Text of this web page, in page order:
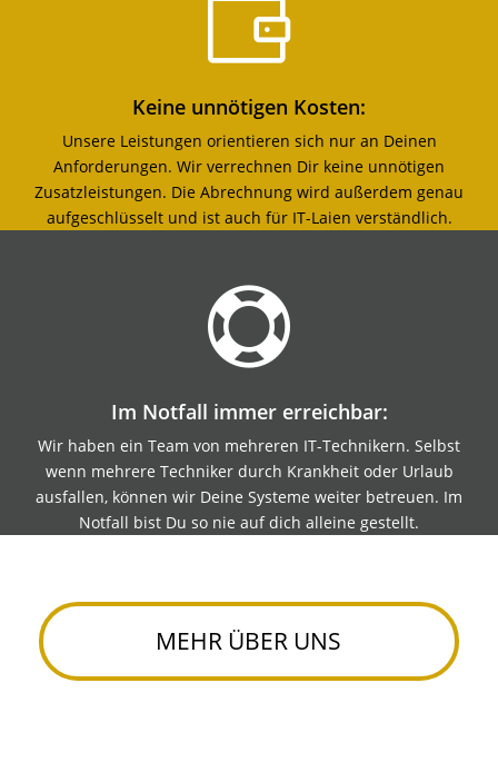

Keine unnötigen Kosten:
Unsere Leistungen orientieren sich nur an Deinen
Anforderungen. Wir verrechnen Dir keine unnötigen
Zusatzleistungen. Die Abrechnung wird außerdem genau
aufgeschlüsselt und ist auch für IT-Laien verständlich.

Im Notfall immer erreichbar:
Wir haben ein Team von mehreren IT-Technikern. Selbst
wenn mehrere Techniker durch Krankheit oder Urlaub
ausfallen, können wir Deine Systeme weiter betreuen. Im
Notfall bist Du so nie auf dich alleine gestellt.
MEHR ÜBER UNS